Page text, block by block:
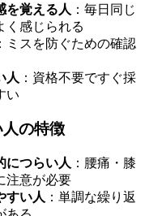
を覚える人 ：毎日同じ
く感じられる
：ミスを防ぐための確認
人 ：資格不要ですぐ採
い
の特徴
につらい人 ：腰痛・膝
注意が必要
すい人 ：単調な繰り返